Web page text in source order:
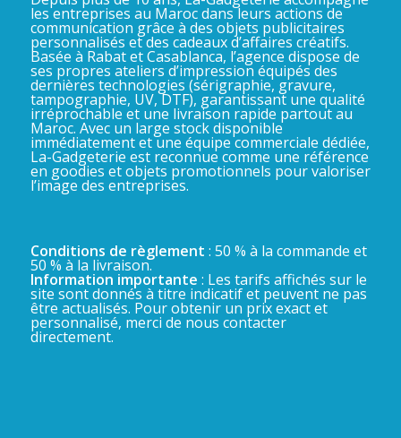
les entreprises au Maroc dans leurs actions de
communication grâce à des objets publicitaires
personnalisés et des cadeaux d’affaires créatifs.
Basée à Rabat et Casablanca, l’agence dispose de
ses propres ateliers d’impression équipés des
dernières technologies (sérigraphie, gravure,
tampographie, UV, DTF), garantissant une qualité
irréprochable et une livraison rapide partout au
Maroc. Avec un large stock disponible
immédiatement et une équipe commerciale dédiée,
La-Gadgeterie est reconnue comme une référence
en goodies et objets promotionnels pour valoriser
l’image des entreprises.
Conditions de règlement : 50 % à la commande et
50 % à la livraison.
Information importante : Les tarifs affichés sur le
site sont donnés à titre indicatif et peuvent ne pas
être actualisés. Pour obtenir un prix exact et
personnalisé, merci de nous contacter
directement.